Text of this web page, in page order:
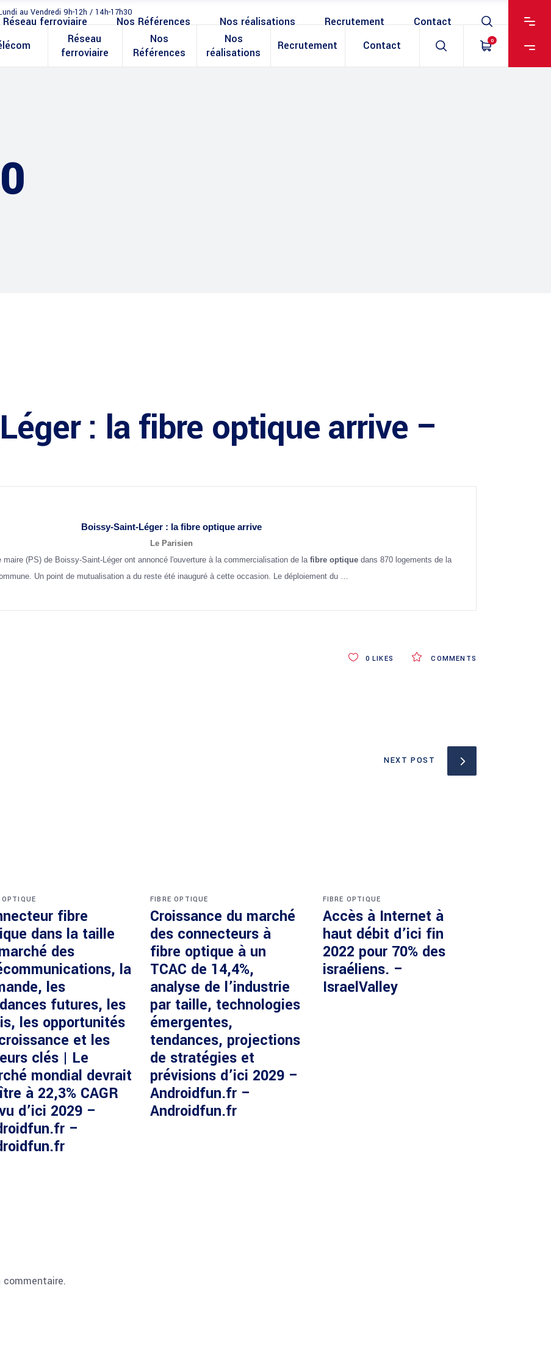
au Vendredi 9h-12h / 14h-17h30
Réseau
ferroviaire
Nos
Références
Nos
réalisations
Recrutement Contact 0
Réseau ferroviaire Nos Références Nos réalisations Recrutement Contact
: la fibre optique arrive –
Boissy-Saint-Léger : lafibre optique arrive
Le Parisien
(PS) de Boissy-Saint-Léger ont annoncé l'ouverture à la commercialisation de la fibre optiquedans 870 logements de la
Un point de mutualisation a du reste été inauguré à cette occasion. Le déploiement du …
COMMENTS
0 LIKES
NEXT POST
OPTIQUE
fibre
dans la taille
des
la
les
futures, les
les opportunités
et les
clés | Le
mondial devrait
à 22,3% CAGR
d’ici 2029 –
–
FIBRE OPTIQUE
Croissance du marché
des connecteurs à
fibre optique à un
TCAC de 14,4%,
analyse de l’industrie
par taille, technologies
émergentes,
tendances, projections
de stratégies et
prévisions d’ici 2029 –
Androidfun.fr –
Androidfun.fr
FIBRE OPTIQUE
Accès à Internet à
haut débit d’ici fin
2022 pour 70% des
israéliens. –
IsraelValley